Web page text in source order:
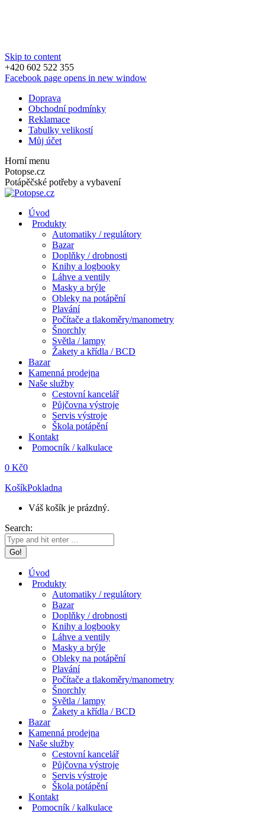
Skip to content
+420 602 522 355
Facebook page opens in new window
Doprava
Obchodní podmínky
Reklamace
Tabulky velikostí
Můj účet
Horní menu
Potopse.cz
Potápěčské potřeby a vybavení
Úvod
Produkty
Automatiky / regulátory
Bazar
Doplňky / drobnosti
Knihy a logbooky
Láhve a ventily
Masky a brýle
Obleky na potápění
Plavání
Počítače a tlakoměry/manometry
Šnorchly
Světla / lampy
Žakety a křídla / BCD
Bazar
Kamenná prodejna
Naše služby
Cestovní kancelář
Půjčovna výstroje
Servis výstroje
Škola potápění
Kontakt
Pomocník / kalkulace
0 Kč0
KošíkPokladna
Váš košík je prázdný.
Search:
Úvod
Produkty
Automatiky / regulátory
Bazar
Doplňky / drobnosti
Knihy a logbooky
Láhve a ventily
Masky a brýle
Obleky na potápění
Plavání
Počítače a tlakoměry/manometry
Šnorchly
Světla / lampy
Žakety a křídla / BCD
Bazar
Kamenná prodejna
Naše služby
Cestovní kancelář
Půjčovna výstroje
Servis výstroje
Škola potápění
Kontakt
Pomocník / kalkulace